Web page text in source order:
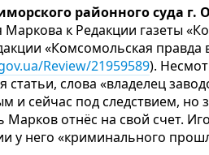
районного суда г.
Маркова к Редакции газеты
«Комсомольская правда
Review/21959589).
статьи, слова «владелец
и сейчас под следствием, но
Марков отнёс на свой счет.
у него «криминального